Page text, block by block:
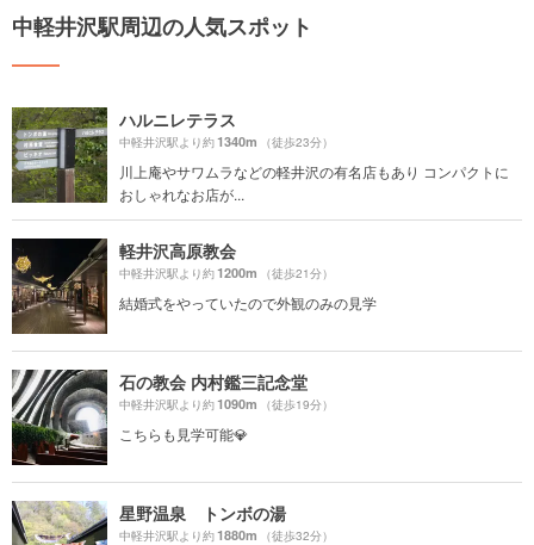
中軽井沢駅周辺の人気スポット
ハルニレテラス
中軽井沢駅より約1340m （徒歩23分）
川上庵やサワムラなどの軽井沢の有名店もあり コンパクトに
おしゃれなお店が...
軽井沢高原教会
中軽井沢駅より約1200m （徒歩21分）
結婚式をやっていたので外観のみの見学
石の教会 内村鑑三記念堂
中軽井沢駅より約1090m （徒歩19分）
こちらも見学可能💎
星野温泉 トンボの湯
中軽井沢駅より約1880m （徒歩32分）